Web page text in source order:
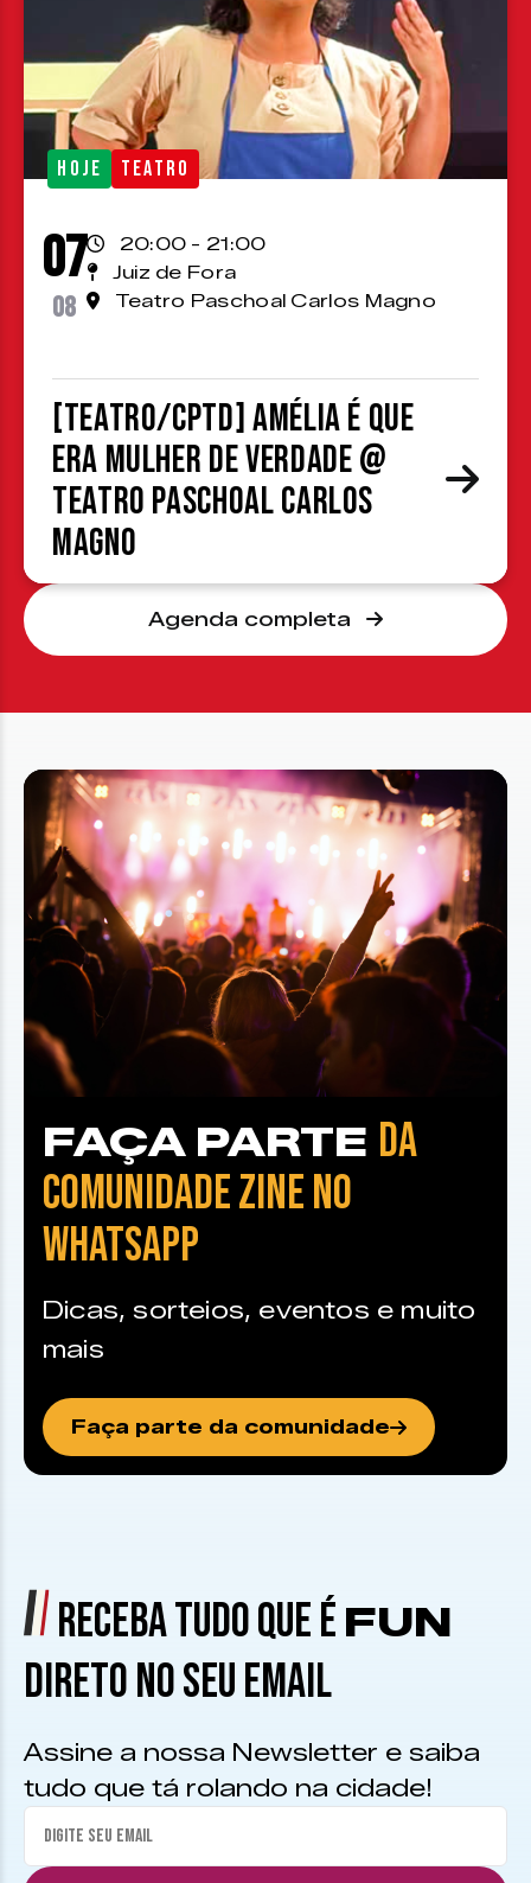
HOJE TEATRO
07
08
20:00 - 21:00
Juiz de Fora
Teatro Paschoal Carlos Magno
[TEATRO/CPTD] Amélia é que
era mulher de verdade @
Teatro Paschoal Carlos
Magno
Agenda completa
FAÇA PARTE DA
COMUNIDADE ZINE NO
WHATSAPP
Dicas, sorteios, eventos e muito
mais
Faça parte da comunidade
RECEBA TUDO QUE É FUN
DIRETO NO SEU EMAIL
Assine a nossa Newsletter e saiba
tudo que tá rolando na cidade!